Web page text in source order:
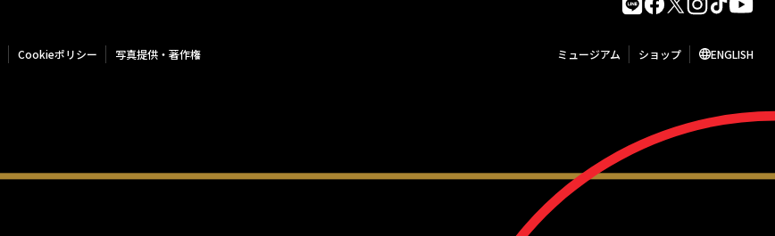
Cookieポリシー 写真提供・著作権 ミュージアム ショップ ENGLISH